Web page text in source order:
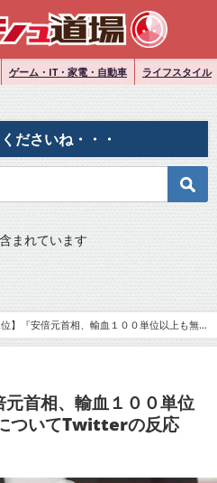
ゲーム・IT・家電・自動車 ライフスタイル
ださいね・・・
まれています
位】『安倍元首相、輸血１００単位以上も無
元首相、輸血１００単位
ついてTwitterの反応